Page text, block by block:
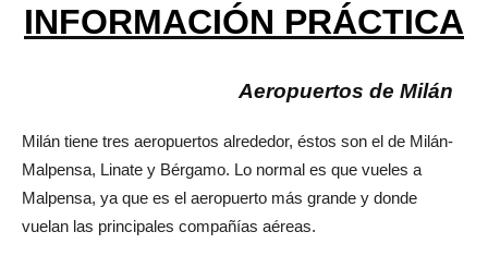
INFORMACIÓN PRÁCTICA
Aeropuertos de Milán
Milán tiene tres aeropuertos alrededor, éstos son el de Milán-
Malpensa, Linate y Bérgamo. Lo normal es que vueles a
Malpensa, ya que es el aeropuerto más grande y donde
vuelan las principales compañías aéreas.